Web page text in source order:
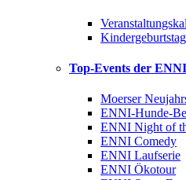
Top-Events der ENNI
Moerser
ENNI-Hunde-
ENNI Night of
ENNI Comedy
ENNI Laufserie
ENNI Ökotour